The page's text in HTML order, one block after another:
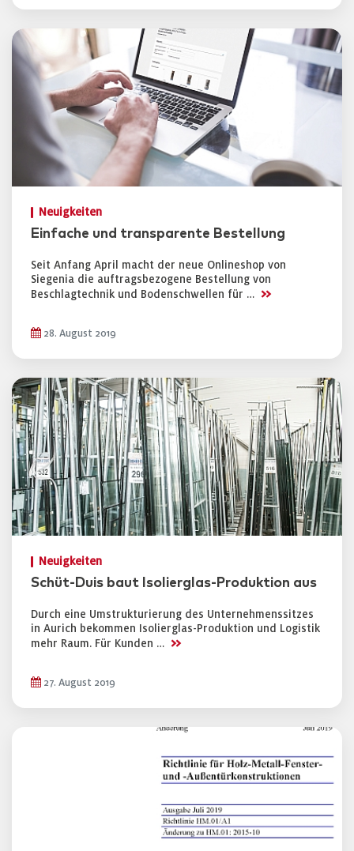
Neuigkeiten
Einfache und transparente Bestellung
Seit Anfang April macht der neue Onlineshop von
Siegenia die auftragsbezogene Bestellung von
Beschlagtechnik und Bodenschwellen für … >>
28. August 2019
Neuigkeiten
Schüt-Duis baut Isolierglas-Produktion aus
Durch eine Umstrukturierung des Unternehmenssitzes
in Aurich bekommen Isolierglas-Produktion und Logistik
mehr Raum. Für Kunden … >>
27. August 2019